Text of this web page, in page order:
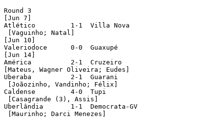
Round 3
[Jun 7]
Atlético	 1-1  Villa Nova
[Vaguinho; Natal]
[Jun 10]
Valeriodoce	 0-0  Guaxupé
[Jun 14]
América		 2-1  Cruzeiro
[Mateus, Wagner Oliveira; Eudes]
Uberaba	 	 2-1  Guarani
[Joãozinho, Vandinho; Félix]
Caldense	 4-0  Tupi
[Casagrande (3), Assis]
Uberlândia	 1-1  Democrata-GV
[Maurinho; Darci Menezes]